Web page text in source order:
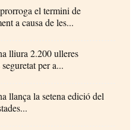
el termini de
a causa de les...
lliura 2.200 ulleres
per a...
llança la setena edició del